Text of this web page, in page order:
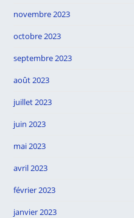
novembre 2023
octobre 2023
septembre 2023
août 2023
juillet 2023
juin 2023
mai 2023
avril 2023
février 2023
janvier 2023